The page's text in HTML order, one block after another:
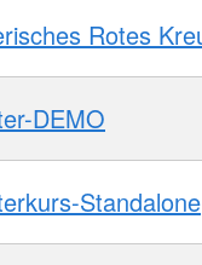
Rotes
DEMO
Standalone